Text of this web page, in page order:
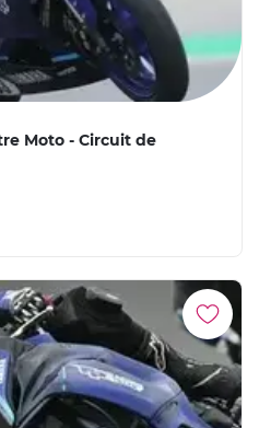
Moto - Circuit de